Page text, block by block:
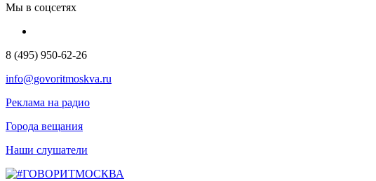
Мы в соцсетях
8 (495) 950-62-26
info@govoritmoskva.ru
Реклама на радио
Города вещания
Наши слушатели